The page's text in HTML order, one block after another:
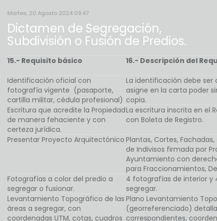
Martes, 20 Agosto 2024 09:47
Dictamen de Segregación,
Subdivisión o Fusión de Predios.
15.- Requisito básico 16.- Descripción del
Identificación oficial con
fotografía vigente (pasaporte,
cartilla militar, cédula profesional)
La identificación debe ser
asigne en la carta poder
copia.
Escritura que acredite la Propiedad
de manera fehaciente y con
certeza jurídica.
La escritura inscrita en el
con Boleta de Registro.
Presentar Proyecto Arquitectónico Plantas, Cortes,
de Indivisos firmada por
Ayuntamiento con
para Fraccionamientos,
Fotografías a color del predio a
segregar o fusionar.
4 fotografías de interior y
segregar.
Levantamiento Topográfico de las
áreas a segregar, con
coordenadas UTM, cotas, cuadros
Plano Levantamiento
(georreferenciado)
correspondientes,